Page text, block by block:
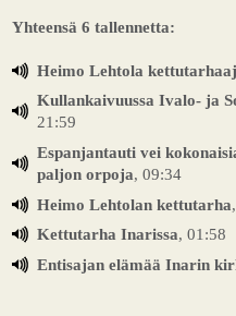
Yhteensä 6 tallennetta:
Heimo Lehtola
Kullankaivuussa Ivalo- ja
21:59
Espanjantauti vei
paljon orpoja, 09:34
Heimo Lehtolan kettutarha
Kettutarha Inarissa, 01:58
Entisajan elämää Inarin